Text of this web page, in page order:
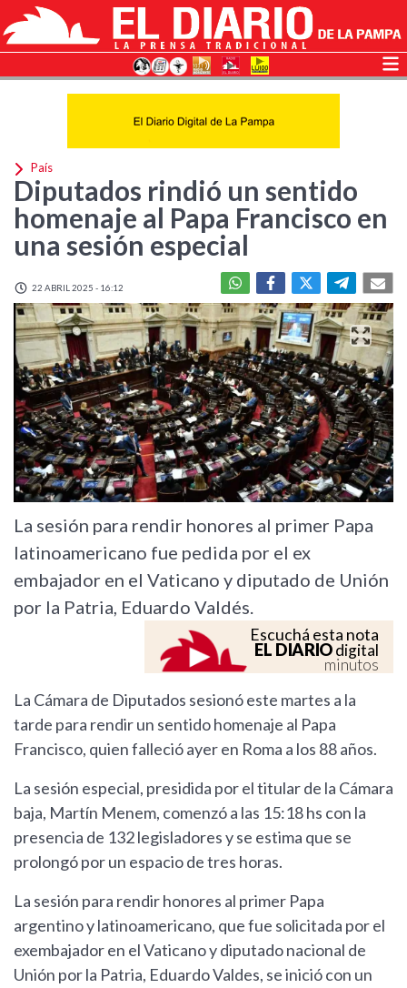
País
Diputados rindió un sentido
homenaje al Papa Francisco en
una sesión especial
22 ABRIL 2025 - 16:12
La sesión para rendir honores al primer Papa
latinoamericano fue pedida por el ex
embajador en el Vaticano y diputado de Unión
por la Patria, Eduardo Valdés.
Escuchá esta nota
EL DIARIOdigital
minutos
La Cámara de Diputados sesionó este martes a la
tarde para rendir un sentido homenaje al Papa
Francisco, quien falleció ayer en Roma a los 88 años.
La sesión especial, presidida por el titular de la Cámara
baja, Martín Menem, comenzó a las 15:18 hs con la
presencia de 132 legisladores y se estima que se
prolongó por un espacio de tres horas.
La sesión para rendir honores al primer Papa
argentino y latinoamericano, que fue solicitada por el
exembajador en el Vaticano y diputado nacional de
Unión por la Patria, Eduardo Valdes, se inició con un